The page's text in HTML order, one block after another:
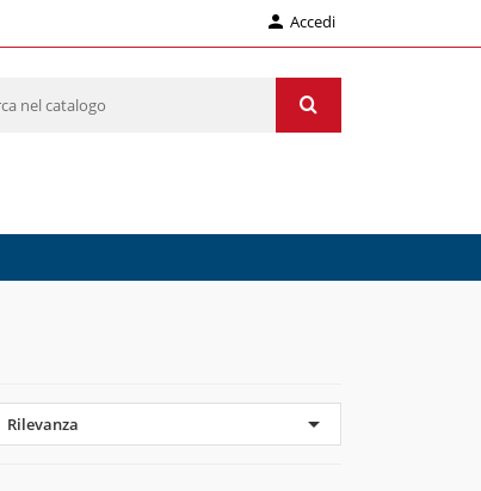
 Accedi
Rilevanza 